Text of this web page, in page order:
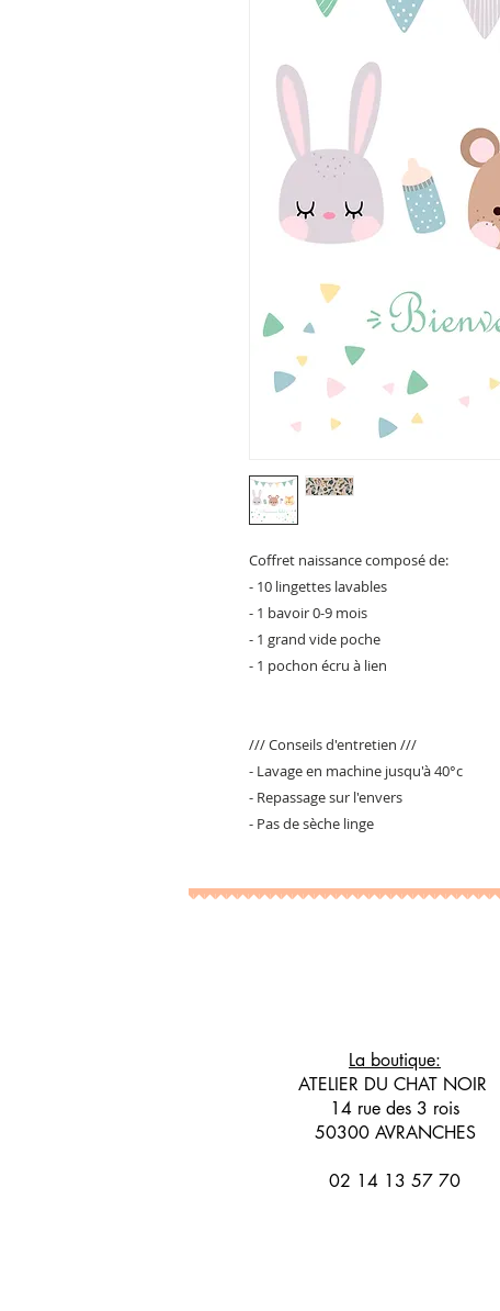
Coffret naissance composé de:
- 10 lingettes lavables
- 1 bavoir 0-9 mois
- 1 grand vide poche
- 1 pochon écru à lien
/// Conseils d'entretien ///
- Lavage en machine jusqu'à 40°c
- Repassage sur l'envers
- Pas de sèche linge
La boutique:
ATELIER DU CHAT NOIR
14 rue des 3 rois
50300 AVRANCHES
02 14 13 57 70